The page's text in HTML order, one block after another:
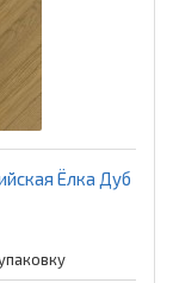
Ёлка Дуб